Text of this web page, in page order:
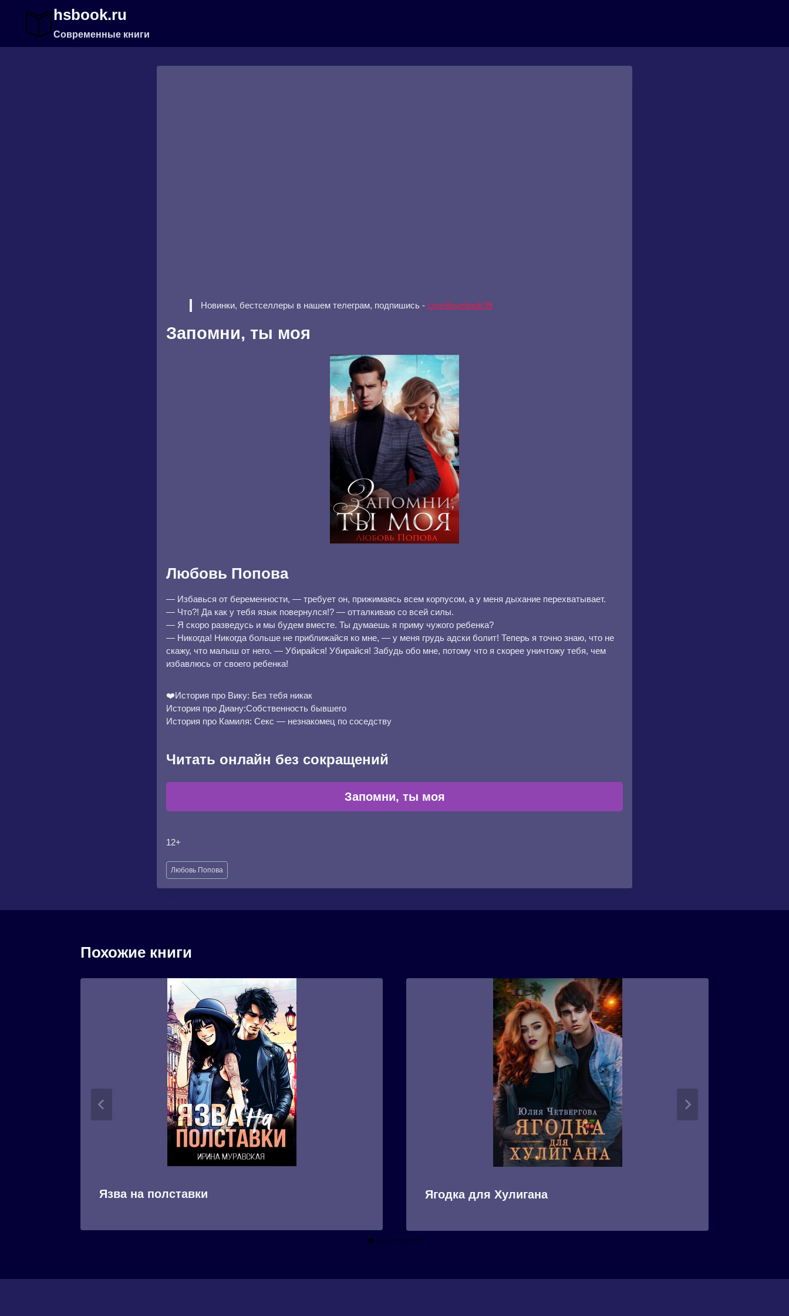
содержимому
hsbook.ru
Современные книги
Новинки, бестселлеры в нашем телеграм, подпишись - t.me/ilovebook99
Запомни, ты моя
Любовь Попова
— Избавься от беременности, — требует он, прижимаясь всем корпусом, а у меня дыхание перехватывает.
— Что?! Да как у тебя язык повернулся!? — отталкиваю со всей силы.
— Я скоро разведусь и мы будем вместе. Ты думаешь я приму чужого ребенка?
— Никогда! Никогда больше не приближайся ко мне, — у меня грудь адски болит! Теперь я точно знаю, что не
скажу, что малыш от него. — Убирайся! Убирайся! Забудь обо мне, потому что я скорее уничтожу тебя, чем
избавлюсь от своего ребенка!
❤️История про Вику: Без тебя никак
История про Диану:Собственность бывшего
История про Камиля: Секс — незнакомец по соседству
Читать онлайн без сокращений
Запомни, ты моя
12+
Метки
записи:
Любовь Попова
Похожие книги
Язва на полставки Ягодка для Хулигана